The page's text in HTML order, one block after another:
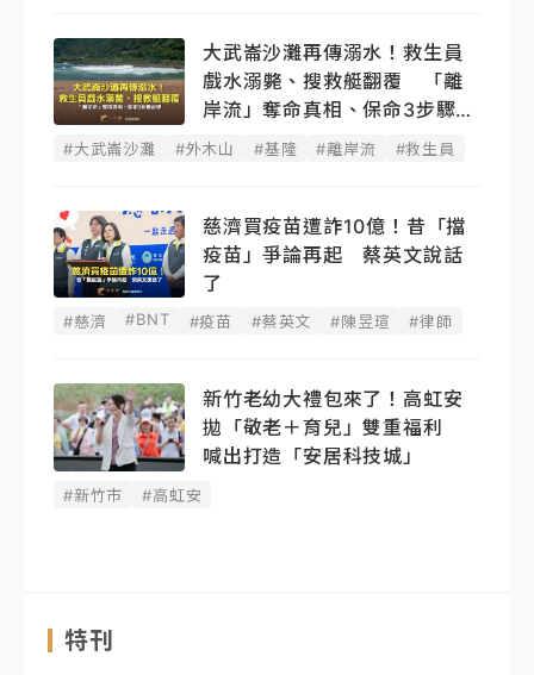
大武崙沙灘再傳溺水！救生員
戲水溺斃、搜救艇翻覆 「離
岸流」奪命真相、保命3步驟必
學
#大武崙沙灘 #外木山 #基隆 #離岸流 #救生員
慈濟買疫苗遭詐10億！昔「擋
疫苗」爭論再起 蔡英文說話
了
#慈濟 #BNT #疫苗 #蔡英文 #陳昱瑄 #律師
新竹老幼大禮包來了！高虹安
拋「敬老＋育兒」雙重福利
喊出打造「安居科技城」
#新竹市 #高虹安
特刊